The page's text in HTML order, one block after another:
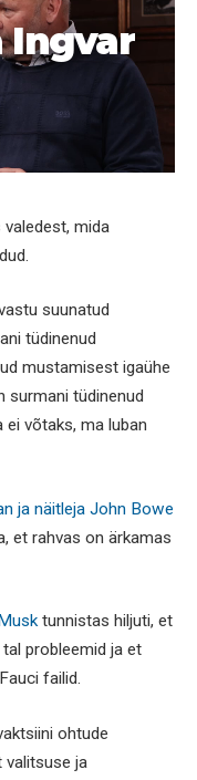
Ingvar
valedest, mida
suunatud
tüdinenud
mustamisest igaühe
surmani tüdinenud
ei võtaks, ma luban
ja näitleja John Bowe
et rahvas on ärkamas
tunnistas hiljuti, et
probleemid ja et
failid.
ohtude
valitsuse ja